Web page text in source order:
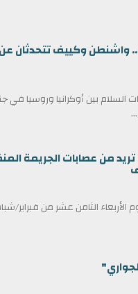
واشنطن وكييف تتحدثان
السلام بين أوكرانيا وروسيا
تريد من عصابات